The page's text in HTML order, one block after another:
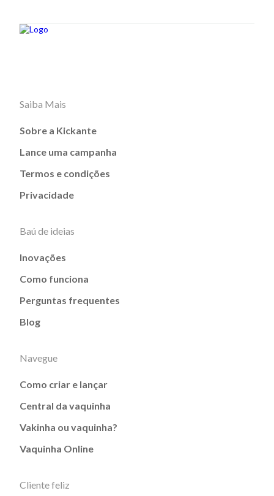
Saiba Mais
Sobre a Kickante
Lance uma campanha
Termos e condições
Privacidade
Baú de ideias
Inovações
Como funciona
Perguntas frequentes
Blog
Navegue
Como criar e lançar
Central da vaquinha
Vakinha ou vaquinha?
Vaquinha Online
Cliente feliz